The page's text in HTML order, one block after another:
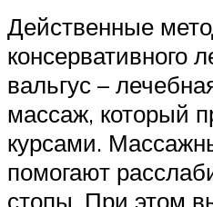
Действенные
консервативного
вальгус –
массаж, который
курсами.
помогают
стопы. При этом